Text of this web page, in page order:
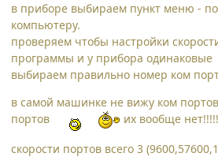
в приборе выбираем пункт меню -
компьютеру.
проверяем чтобы настройки
программы и у прибора одинаковые
выбираем правильно номер ком
в самой машинке не вижу ком портов
портов
их вообще
скорости портов всего 3